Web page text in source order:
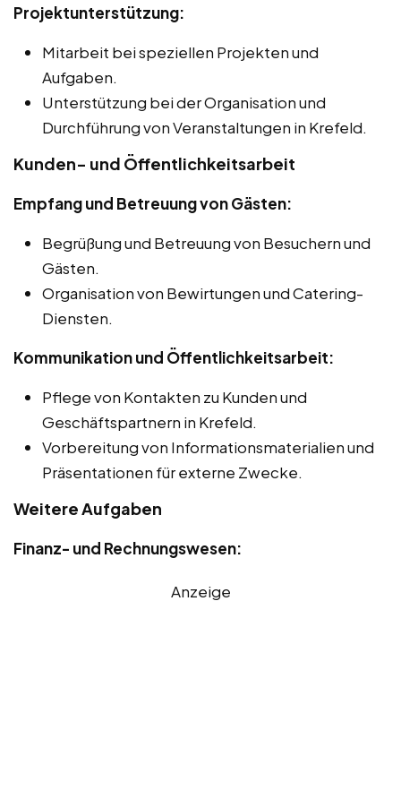
Projektunterstützung:
Mitarbeit bei speziellen Projekten und
Aufgaben.
Unterstützung bei der Organisation und
Durchführung von Veranstaltungen in Krefeld.
Kunden- und Öffentlichkeitsarbeit
Empfang und Betreuung von Gästen:
Begrüßung und Betreuung von Besuchern und
Gästen.
Organisation von Bewirtungen und Catering-
Diensten.
Kommunikation und Öffentlichkeitsarbeit:
Pflege von Kontakten zu Kunden und
Geschäftspartnern in Krefeld.
Vorbereitung von Informationsmaterialien und
Präsentationen für externe Zwecke.
Weitere Aufgaben
Finanz- und Rechnungswesen:
Anzeige